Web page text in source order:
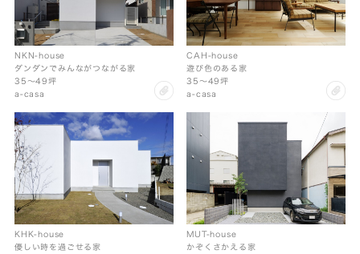
NKN-house
ダンダンでみんながつながる家
35〜49坪
a-casa
CAH-house
遊び色のある家
35〜49坪
a-casa
KHK-house
優しい時を過ごせる家
MUT-house
かぞくさかえる家